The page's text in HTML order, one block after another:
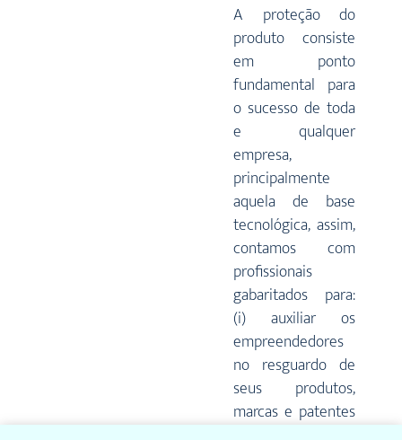
A proteção do
produto consiste
em ponto
fundamental para
o sucesso de toda
e qualquer
empresa,
principalmente
aquela de base
tecnológica, assim,
contamos com
profissionais
gabaritados para:
(i) auxiliar os
empreendedores
no resguardo de
seus produtos,
marcas e patentes